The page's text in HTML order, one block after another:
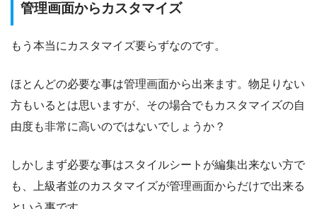
管理画面からカスタマイズ
もう本当にカスタマイズ要らずなのです。
ほとんどの必要な事は管理画面から出来ます。物足りない
方もいるとは思いますが、その場合でもカスタマイズの自
由度も非常に高いのではないでしょうか？
しかしまず必要な事はスタイルシートが編集出来ない方で
も、上級者並のカスタマイズが管理画面からだけで出来る